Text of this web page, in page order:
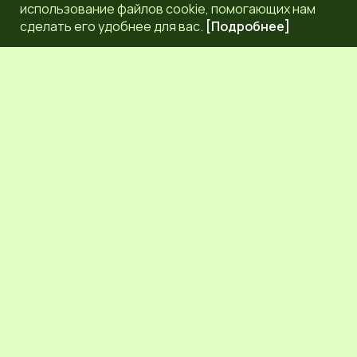
использование файлов cookie, помогающих нам
сделать его удобнее для вас. [Подробнее]